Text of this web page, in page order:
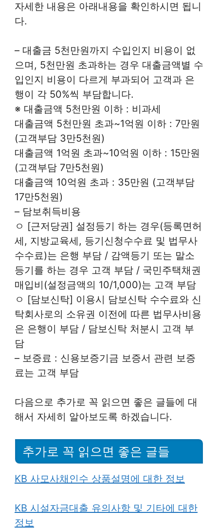
자세한 내용은 아래내용을 확인하시면 됩니
다.
– 대출금 5천만원까지 수입인지 비용이 없
으며, 5천만원 초과하는 경우 대출금액별 수
입인지 비용이 다르게 부과되어 고객과 은
행이 각 50%씩 부담합니다.
※ 대출금액 5천만원 이하 : 비과세
대출금액 5천만원 초과~1억원 이하 : 7만원
(고객부담 3만5천원)
대출금액 1억원 초과~10억원 이하 : 15만원
(고객부담 7만5천원)
대출금액 10억원 초과 : 35만원 (고객부담
17만5천원)
– 담보취득비용
ㅇ [근저당권] 설정등기 하는 경우(등록면허
세, 지방교육세, 등기신청수수료 및 법무사
수수료)는 은행 부담 / 감액등기 또는 말소
등기를 하는 경우 고객 부담 / 국민주택채권
매입비(설정금액의 10/1,000)는 고객 부담
ㅇ [담보신탁] 이용시 담보신탁 수수료와 신
탁회사로의 소유권 이전에 따른 법무사비용
은 은행이 부담 / 담보신탁 처분시 고객 부
담
– 보증료 : 신용보증기금 보증서 관련 보증
료는 고객 부담
다음으로 추가로 꼭 읽으면 좋은 글들에 대
해서 자세히 알아보도록 하겠습니다.
추가로 꼭 읽으면 좋은 글들
KB 사모사채인수 상품설명에 대한 정보
KB 시설자금대출 유의사항 및 기타에 대한
정보